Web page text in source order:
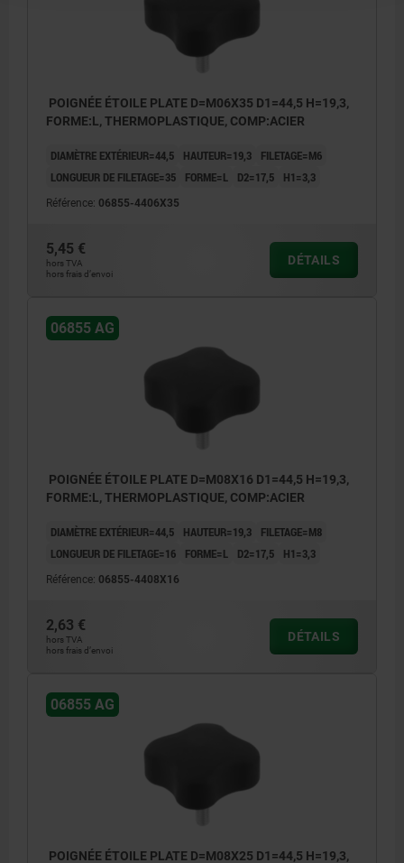
POIGNÉE ÉTOILE PLATE D=M06X35 D1=44,5 H=19,3,
FORME:L, THERMOPLASTIQUE, COMP:ACIER
DIAMÈTRE EXTÉRIEUR=44,5 HAUTEUR=19,3
FILETAGE=M6
LONGUEUR DE FILETAGE=35
FORME=L D2=17,5 H1=3,3
Référence: 06855-4406X35
5,45 €
hors TVA
hors frais d’envoi
DÉTAILS
06855 AG
POIGNÉE ÉTOILE PLATE D=M08X16 D1=44,5 H=19,3,
FORME:L, THERMOPLASTIQUE, COMP:ACIER
DIAMÈTRE EXTÉRIEUR=44,5 HAUTEUR=19,3
FILETAGE=M8
LONGUEUR DE FILETAGE=16
FORME=L D2=17,5 H1=3,3
Référence: 06855-4408X16
2,63 €
hors TVA
hors frais d’envoi
DÉTAILS
06855 AG
POIGNÉE ÉTOILE PLATE D=M08X25 D1=44,5 H=19,3,